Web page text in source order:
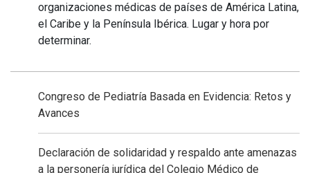
organizaciones médicas de países de América Latina,
el Caribe y la Península Ibérica. Lugar y hora por
determinar.
Congreso de Pediatría Basada en Evidencia: Retos y
Avances
Declaración de solidaridad y respaldo ante amenazas
a la personería jurídica del Colegio Médico de